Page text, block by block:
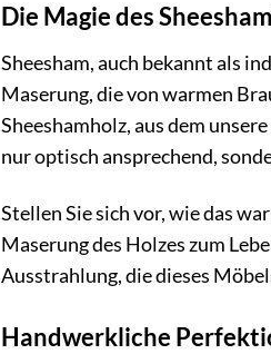
Die Magie des
Sheesham, auch bekannt als
Maserung, die von warmen
Sheeshamholz, aus dem
nur optisch ansprechend,
Stellen Sie sich vor, wie das
Maserung des Holzes zum
Ausstrahlung, die dieses
Handwerkliche